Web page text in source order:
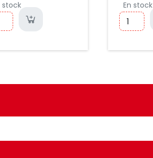
stock
(50PCS)
En stock